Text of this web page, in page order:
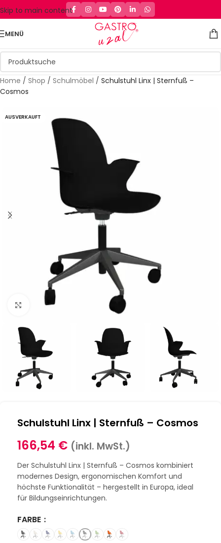
Skip to main content
MENÜ
Home / Shop / Schulmöbel / Schulstuhl Linx | Sternfuß –
Cosmos
AUSVERKAUFT
Klick zum Vergrößern
Schulstuhl Linx | Sternfuß – Cosmos
166,54 € (inkl. MwSt.)
Der Schulstuhl Linx | Sternfuß – Cosmos kombiniert
modernes Design, ergonomischen Komfort und
höchste Funktionalität – hergestellt in Europa, ideal
für Bildungseinrichtungen.
FARBE